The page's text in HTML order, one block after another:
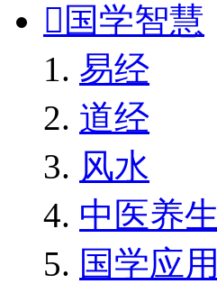
国学智慧
易经
道经
风水
中医养生
国学应用